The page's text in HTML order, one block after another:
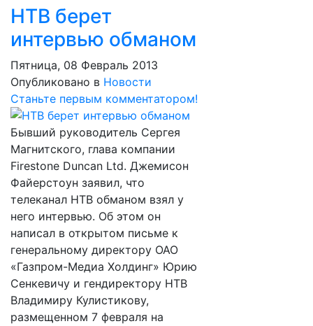
НТВ берет
интервью обманом
Пятница, 08 Февраль 2013
Опубликовано в Новости
Станьте первым комментатором!
Бывший руководитель Сергея
Магнитского, глава компании
Firestone Duncan Ltd. Джемисон
Файерстоун заявил, что
телеканал НТВ обманом взял у
него интервью. Об этом он
написал в открытом письме к
генеральному директору ОАО
«Газпром-Медиа Холдинг» Юрию
Сенкевичу и гендиректору НТВ
Владимиру Кулистикову,
размещенном 7 февраля на